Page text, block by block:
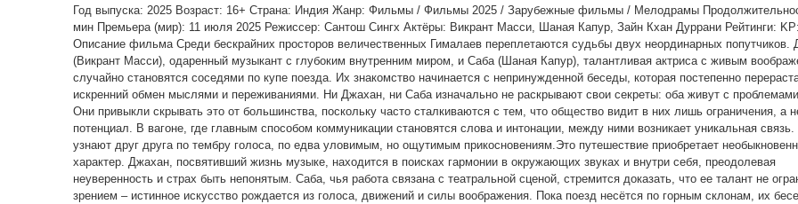
Год выпуска: 2025 Возраст: 16+ Страна: Индия Жанр: Фильмы / Фильмы 2025 / Зарубежные фильмы / Мелодрамы
мин Премьера (мир): 11 июля 2025 Режиссер: Сантош Сингх Актёры: Викрант Масси, Шаная Капур, Зайн Кхан Дуррани Рейтинги:
Описание фильма Среди бескрайних просторов величественных Гималаев переплетаются судьбы двух неординарных попутчиков.
(Викрант Масси), одаренный музыкант с глубоким внутренним миром, и Саба (Шаная Капур), талантливая актриса с живым
случайно становятся соседями по купе поезда. Их знакомство начинается с непринужденной беседы, которая постепенно
искренний обмен мыслями и переживаниями. Ни Джахан, ни Саба изначально не раскрывают свои секреты: оба живут с
Они привыкли скрывать это от большинства, поскольку часто сталкиваются с тем, что общество видит в них лишь ограничения, а
потенциал. В вагоне, где главным способом коммуникации становятся слова и интонации, между ними возникает уникальная
узнают друг друга по тембру голоса, по едва уловимым, но ощутимым прикосновениям.Это путешествие приобретает
характер. Джахан, посвятивший жизнь музыке, находится в поисках гармонии в окружающих звуках и внутри себя, преодолевая
неуверенность и страх быть непонятым. Саба, чья работа связана с театральной сценой, стремится доказать, что ее талант не
зрением – истинное искусство рождается из голоса, движений и силы воображения. Пока поезд несётся по горным склонам, их